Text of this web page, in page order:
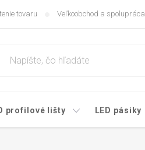
tovaru Veľkoobchod a spolupráca
profilové lišty LED pásiky